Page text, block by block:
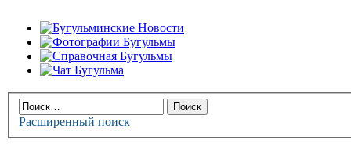
Расширенный поиск